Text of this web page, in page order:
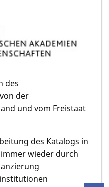
des
von der
und vom Freistaat
des Katalogs in
wieder durch